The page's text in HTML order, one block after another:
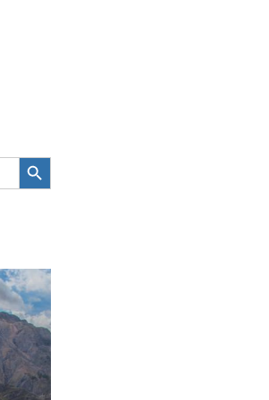
Botón de búsqueda